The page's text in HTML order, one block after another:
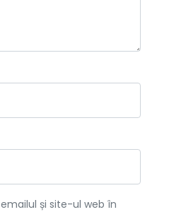
și site-ul web în